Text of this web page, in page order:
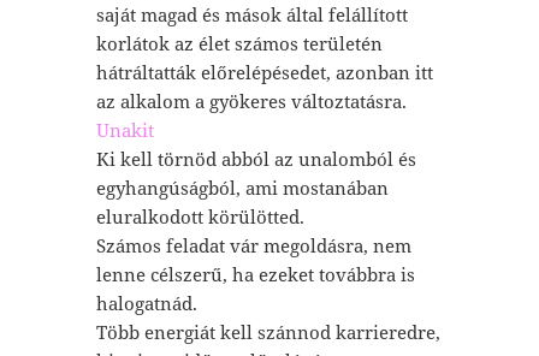
saját magad és mások által felállított
korlátok az élet számos területén
hátráltatták előrelépésedet, azonban itt
az alkalom a gyökeres változtatásra.
Unakit
Ki kell törnöd abból az unalomból és
egyhangúságból, ami mostanában
eluralkodott körülötted.
Számos feladat vár megoldásra, nem
lenne célszerű, ha ezeket továbbra is
halogatnád.
Több energiát kell szánnod karrieredre,